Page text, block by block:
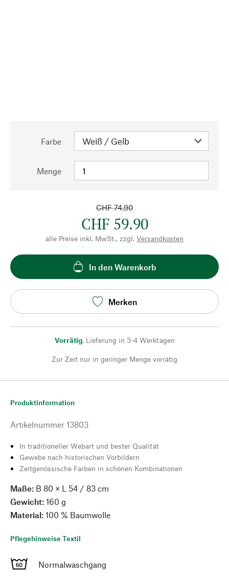
Farbe
Menge
CHF 74.90
CHF 59.90
alle Preise inkl. MwSt., zzgl. Versandkosten
In den Warenkorb
Merken
Vorrätig, Lieferung in 3-4 Werktagen
Zur Zeit nur in geringer Menge vorrätig
Produktinformation
Artikelnummer 13803
In traditioneller Webart und bester Qualität
Gewebe nach historischen Vorbildern
Zeitgenössische Farben in schönen Kombinationen
Maße: B 80 × L 54 / 83 cm
Gewicht: 160 g
Material: 100 % Baumwolle
Pflegehinweise Textil
Normalwaschgang